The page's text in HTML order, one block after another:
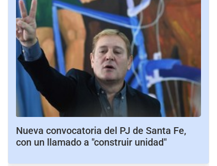
Nueva convocatoria del PJ de Santa Fe,
con un llamado a "construir unidad"